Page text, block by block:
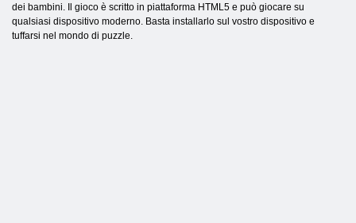
dei bambini. Il gioco è scritto in piattaforma HTML5 e può giocare su
qualsiasi dispositivo moderno. Basta installarlo sul vostro dispositivo e
tuffarsi nel mondo di puzzle.